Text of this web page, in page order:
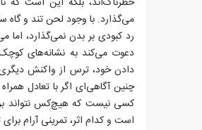
می‌گذارد. با وجود لحن تند و
رد کبودی بر بدن نمی‌گذارد، اما
دعوت می‌کند به نشانه‌های کوچک
دادن خود، ترس از واکنش
چنین آگاهی‌ای اگر با تعادل
کسی نیست که هیچ‌کس نتواند بر
است و کدام اثر، تمرینی آرام